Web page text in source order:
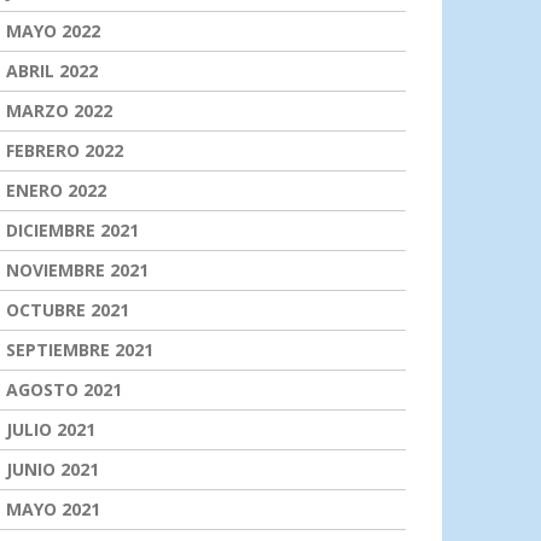
MAYO 2022
ABRIL 2022
MARZO 2022
FEBRERO 2022
ENERO 2022
DICIEMBRE 2021
NOVIEMBRE 2021
OCTUBRE 2021
SEPTIEMBRE 2021
AGOSTO 2021
JULIO 2021
JUNIO 2021
MAYO 2021